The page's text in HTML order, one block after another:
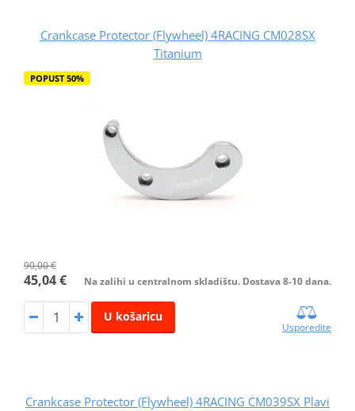
Crankcase Protector (Flywheel) 4RACING CM028SX
Titanium
POPUST 50%
90,00 €
45,04 € Na zalihi u centralnom skladištu. Dostava 8-10 dana.
U košaricu
Usporedite
Crankcase Protector (Flywheel) 4RACING CM039SX Plavi